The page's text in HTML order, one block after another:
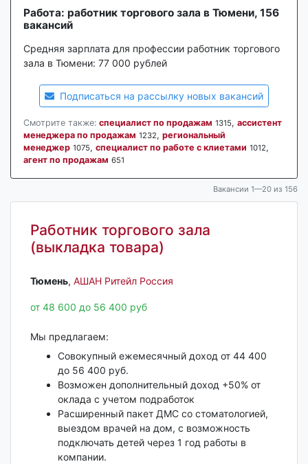
Работа: работник торгового зала в Тюмени, 156
вакансий
Средняя зарплата для профессии работник торгового
зала в Тюмени: 77 000 рублей
Подписаться на рассылку новых вакансий
Смотрите также: специалист по продажам 1315, ассистент
менеджера по продажам 1232, региональный
менеджер 1075, специалист по работе с клиетами 1012,
агент по продажам 651
Вакансии 1—20 из 156
Работник торгового зала
(выкладка товара)
Тюмень‎, АШАН Ритейл Россия
от 48 600 до 56 400 руб
Мы предлагаем:
Совокупный ежемесячный доход от 44 400
до 56 400 руб.
Возможен дополнительный доход +50% от
оклада с учетом подработок
Расширенный пакет ДМС со стоматологией,
выездом врачей на дом, с возможность
подключать детей через 1 год работы в
компании.